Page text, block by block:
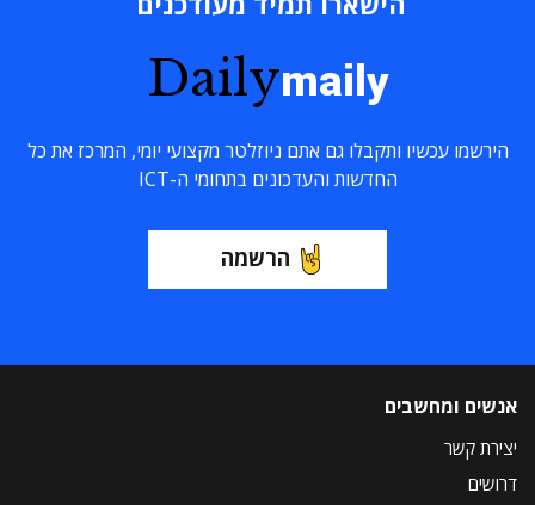
Dailymaily
הירשמו עכשיו ותקבלו גם אתם ניוזלטר מקצועי יומי, המרכז את כל
החדשות והעדכונים בתחומי ה-ICT
הרשמה
אנשים ומחשבים
יצירת קשר
דרושים